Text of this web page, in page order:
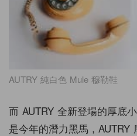
AUTRY 純白色 Mule 穆勒鞋
而 AUTRY 全新登場的厚底
是今年的潛力黑馬，AUTRY